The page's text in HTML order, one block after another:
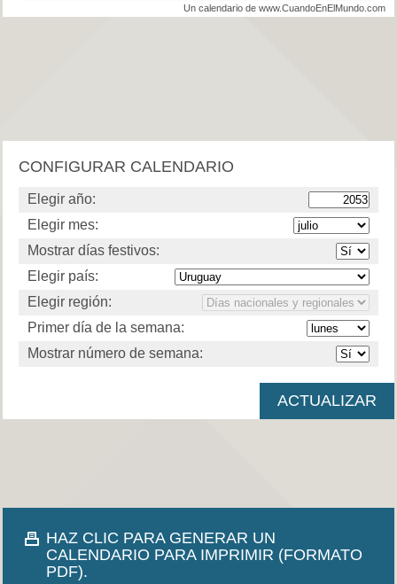
Un calendario de www.CuandoEnElMundo.com
CONFIGURAR CALENDARIO
Elegir año:
Elegir mes:
Mostrar días festivos:
Elegir país:
Elegir región:
Primer día de la semana:
Mostrar número de semana:
HAZ CLIC PARA GENERAR UN
CALENDARIO PARA IMPRIMIR (FORMATO
PDF).